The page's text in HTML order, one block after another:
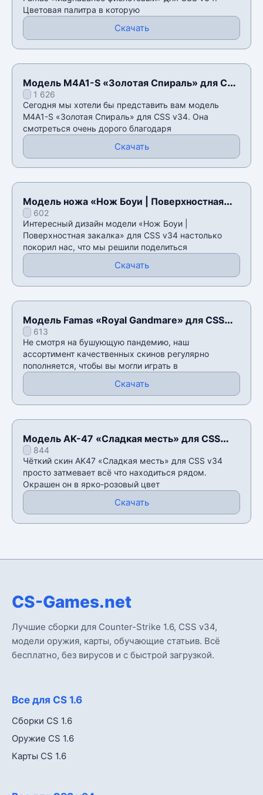
Цветовая палитра в которую
Скачать
Модель M4A1-S «Золотая Спираль» для CSS
v341 626
Сегодня мы хотели бы представить вам модель
M4A1-S «Золотая Спираль» для CSS v34. Она
смотреться очень дорого благодаря
Скачать
Модель ножа «Нож Боуи | Поверхностная
закалка» для CSS v34
602
Интересный дизайн модели «Нож Боуи |
Поверхностная закалка» для CSS v34 настолько
покорил нас, что мы решили поделиться
Скачать
Модель Famas «Royal Gandmare» для CSS
v34613
Не смотря на бушующую пандемию, наш
ассортимент качественных скинов регулярно
пополняется, чтобы вы могли играть в
Скачать
Модель AK-47 «Сладкая месть» для CSS
v34844
Чëткий скин AK47 «Сладкая месть» для CSS v34
просто затмевает всë что находиться рядом.
Окрашен он в ярко-розовый цвет
Скачать
CS-Games.net
Лучшие сборки для Counter-Strike 1.6, CSS v34,
модели оружия, карты, обучающие статьив. Всё
бесплатно, без вирусов и с быстрой загрузкой.
Все для CS 1.6
Сборки CS 1.6
Оружие CS 1.6
Карты CS 1.6